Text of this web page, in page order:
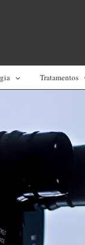
Tratamentos